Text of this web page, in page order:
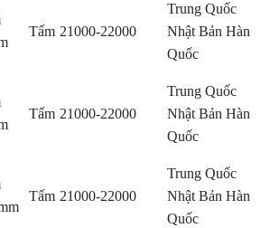
Tấm 21000-22000
Trung Quốc
Nhật Bản Hàn
Quốc
Tấm 21000-22000
Trung Quốc
Nhật Bản Hàn
Quốc
Tấm 21000-22000
Trung Quốc
Nhật Bản Hàn
Quốc